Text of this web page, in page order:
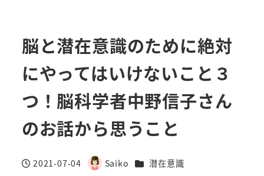
脳と潜在意識のために絶対
にやってはいけないこと３
つ！脳科学者中野信子さん
のお話から思うこと
投稿日
2021-07-04
著
Saiko カテゴリー
潜在意識